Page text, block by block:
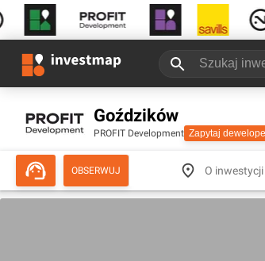
Goździków
PROFIT Development Zapytaj
OBSERWUJ O inwestycji